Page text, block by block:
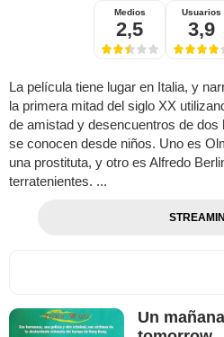
Medios
2,5
Usuarios
3,9
La película tiene lugar en Italia, y
la primera mitad del siglo XX
de amistad y desencuentros de
se conocen desde niños. Uno es
una prostituta, y otro es Alfredo
terratenientes. ...
Un